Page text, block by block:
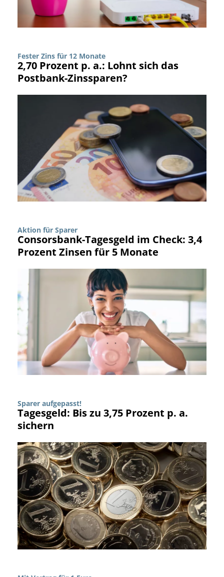
Fester Zins für 12 Monate
2,70 Prozent p. a.: Lohnt sich das
Postbank-Zinssparen?
Aktion für Sparer
Consorsbank-Tagesgeld im Check: 3,4
Prozent Zinsen für 5 Monate
Sparer aufgepasst!
Tagesgeld: Bis zu 3,75 Prozent p. a.
sichern